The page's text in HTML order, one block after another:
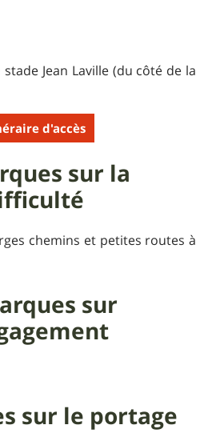
Jean Laville (du côté de la
d'accès
sur la
chemins et petites routes à
sur
sur le portage